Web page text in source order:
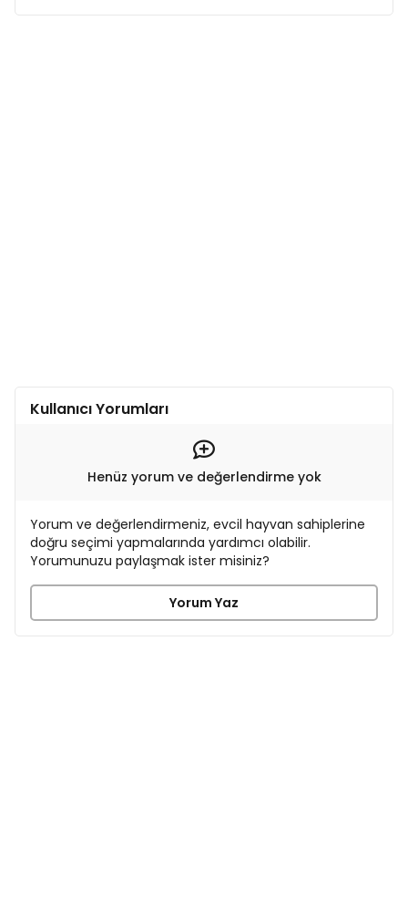
Kullanıcı Yorumları
Henüz yorum ve değerlendirme yok
Yorum ve değerlendirmeniz, evcil hayvan sahiplerine
doğru seçimi yapmalarında yardımcı olabilir.
Yorumunuzu paylaşmak ister misiniz?
Yorum Yaz